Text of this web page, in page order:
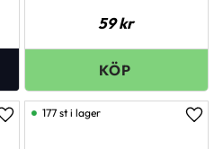
59kr
Lägg till i favoriter
177 st i lager